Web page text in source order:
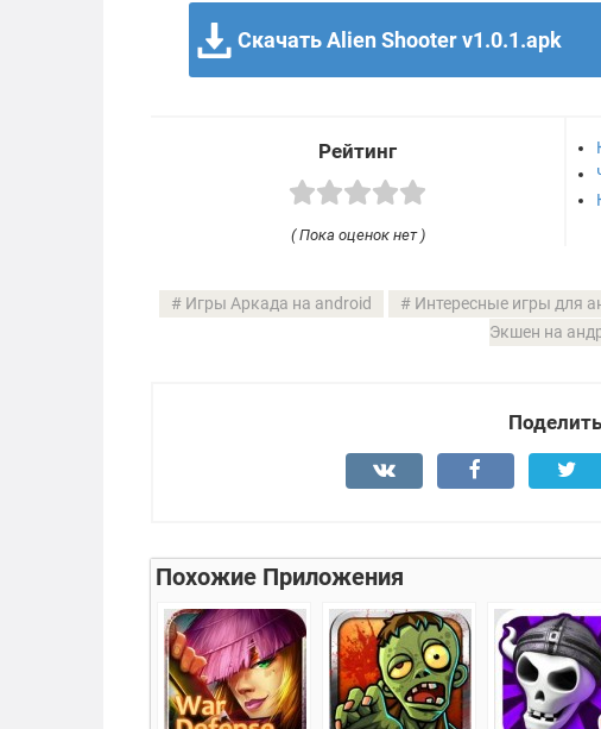
Скачать Alien Shooter v1.0.1.apk
Рейтинг
( Пока оценок нет )
Игры Аркада на android Интересные игры для
Экшен на
Похожие Приложения